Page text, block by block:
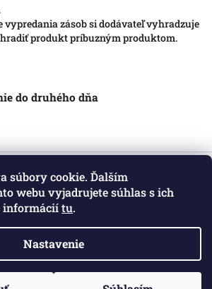
súbory cookie. Ďalším
webu vyjadrujete súhlas s ich
informáciítu.
Nastavenie
vypredania zásob si dodávateľ vyhradzuje
produkt príbuzným produktom.
do druhého dňa
2026 . Všetky práva vyhradené.